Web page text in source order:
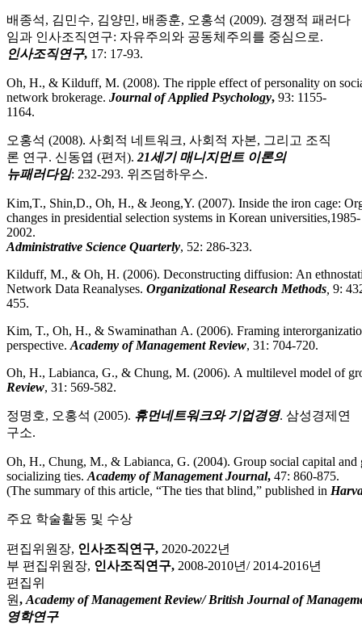
배종석, 김민수, 김양민, 배종훈, 오홍석 (2009). 경쟁적 패러다
임과 인사조직연구: 자유주의와 공동체주의를 중심으로.
인사조직연구, 17: 17-93.
Oh, H., & Kilduff, M. (2008). The ripple effect of personality on
network brokerage. Journal of Applied Psychology, 93: 1155-
1164.
오홍석 (2008). 사회적 네트워크, 사회적 자본, 그리고 조직
론 연구. 신동엽 (편저). 21세기 매니지먼트 이론의
뉴패러다임: 232-293. 위즈덤하우스.
Kim,T., Shin,D., Oh, H., & Jeong,Y. (2007). Inside the iron cage:
changes in presidential selection systems in Korean universities,1985-
2002.
Administrative Science Quarterly, 52: 286-323.
Kilduff, M., & Oh, H. (2006). Deconstructing diffusion: An
Network Data Reanalyses. Organizational Research Methods 9:
455.
Kim, T., Oh, H., & Swaminathan A. (2006). Framing
perspective. Academy of Management Review, 31: 704-720.
Oh, H., Labianca, G., & Chung, M. (2006). A multilevel model of
Review, 31: 569-582.
정명호, 오홍석 (2005). 휴먼네트워크와 기업경영. 삼성경제연
구소.
Oh, H., Chung, M., & Labianca, G. (2004). Group social capital
socializing ties. Academy of Management Journal, 47: 860-875.
(The summary of this article, “The ties that blind,” published in
주요 학술활동 및 수상
편집위원장, 인사조직연구, 2020-2022년
부 편집위원장, 인사조직연구, 2008-2010년/ 2014-2016년
편집위
원, Academy of Management Review/British Journal of
영학연구